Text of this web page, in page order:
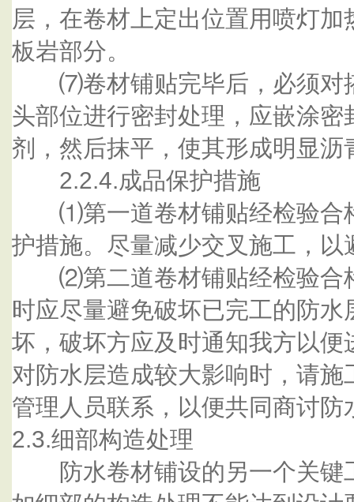
层，在卷材上定出位置用喷灯
板岩部分。
⑺卷材铺贴完毕后，必须对
头部位进行密封处理，应嵌涂
剂，然后抹平，使其形成明显沥
2.2.4.成品保护措施
⑴第一道卷材铺贴经检验合
护措施。尽量减少交叉施工，以
⑵第二道卷材铺贴经检验合
时应尽量避免破坏已完工的防
坏，破坏方应及时通知我方以
对防水层造成较大影响时，请
管理人员联系，以便共同商讨防
2.3.细部构造处理
防水卷材铺设的另一个关键